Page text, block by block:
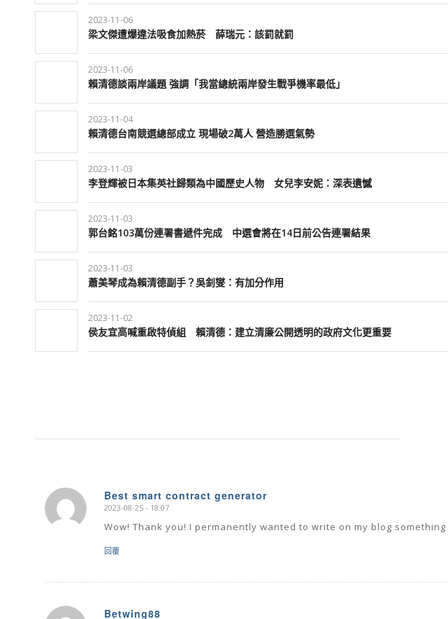
2023-11-06
梁文傑遭爆違法吸食加熱菸 薛瑞元：該罰就罰
2023-11-06
賴清德談兩岸議題 強調「我當總統兩岸發生戰爭機率最低」
2023-11-04
賴清德台南競選總部成立 現場破2萬人 營造勝選氣勢
2023-11-03
李登輝被日本集英社歸類為中國歷史人物 女兒李安妮：深表遺憾
2023-11-03
郭台銘103萬份連署書遞件完成 中選會將在14日前公告連署結果
2023-11-03
蕭美琴成為賴清德副手？吳釗燮：有加分作用
2023-11-02
侯友宜高喊重啟特偵組 賴清德：建立清廉公開透明的政府文化更重要
Best smart contract generator
says:
2023-08-25 - 18:07
Wow! Thank you! I permanently wanted to write on my blog
回覆
Betwing88